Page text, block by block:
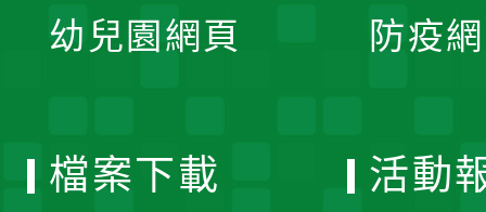
幼兒園網頁 防疫
檔案下載 活動